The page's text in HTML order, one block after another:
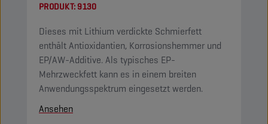
PRODUKT:9130
Dieses mit Lithium verdickte Schmierfett
enthält Antioxidantien, Korrosionshemmer und
EP/AW-Additive. Als typisches EP-
Mehrzweckfett kann es in einem breiten
Anwendungsspektrum eingesetzt werden.
Ansehen